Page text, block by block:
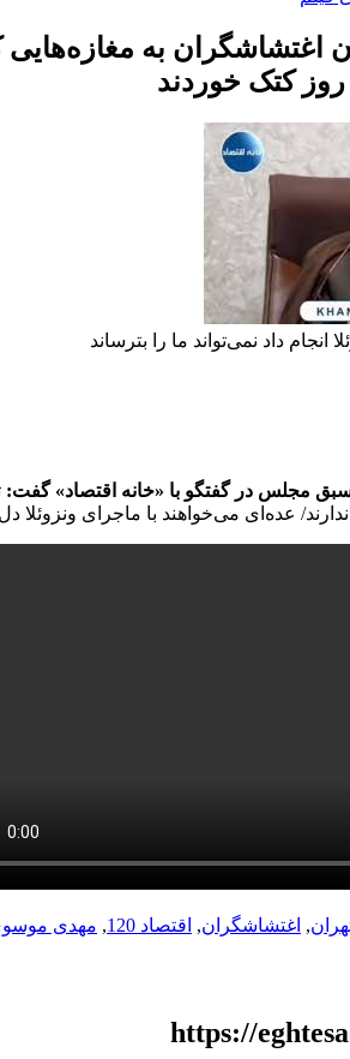
اغتشاشگران به
روز کتک خوردند
انجام داد نمی‌تواند ما را بترساند
مجلس در گفتگو با «خانه اقتصاد» گفت:
عده‌ای می‌خواهند با ماجرای ونزوئلا
, اغتشاشگران, اقتصاد 120 , مهدی
https://